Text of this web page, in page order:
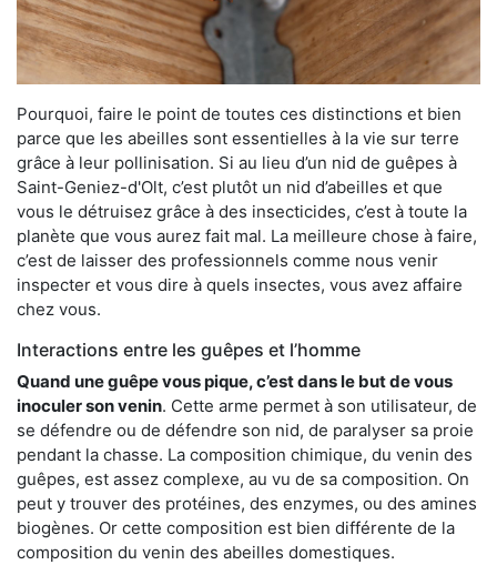
Pourquoi, faire le point de toutes ces distinctions et bien
parce que les abeilles sont essentielles à la vie sur terre
grâce à leur pollinisation. Si au lieu d’un nid de guêpes à
Saint-Geniez-d'Olt, c’est plutôt un nid d’abeilles et que
vous le détruisez grâce à des insecticides, c’est à toute la
planète que vous aurez fait mal. La meilleure chose à faire,
c’est de laisser des professionnels comme nous venir
inspecter et vous dire à quels insectes, vous avez affaire
chez vous.
Interactions entre les guêpes et l’homme
Quand une guêpe vous pique, c’est dans le but de vous
inoculer son venin. Cette arme permet à son utilisateur, de
se défendre ou de défendre son nid, de paralyser sa proie
pendant la chasse. La composition chimique, du venin des
guêpes, est assez complexe, au vu de sa composition. On
peut y trouver des protéines, des enzymes, ou des amines
biogènes. Or cette composition est bien différente de la
composition du venin des abeilles domestiques.